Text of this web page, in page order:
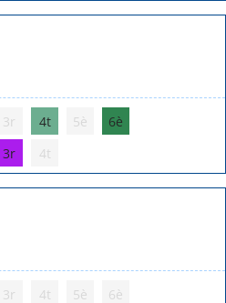
3r 4t 5è
6è
3r 4t
3r 4t 5è
6è